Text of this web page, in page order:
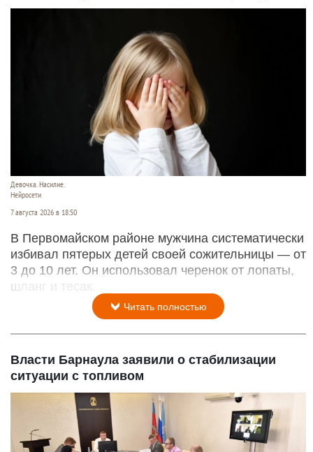
Девочка. Насилие.
Нейросети
7 августа 2026 в 18:50
В Первомайском районе мужчина систематически
избивал пятерых детей своей сожительницы — от
3 до 10 лет. Он использовал черенок от лопаты,
шланг и тесак.
Читать полностью
Власти Барнаула заявили о стабилизации
ситуации с топливом